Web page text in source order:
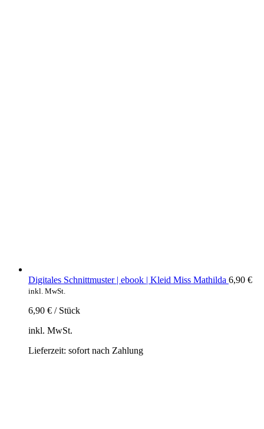
Digitales Schnittmuster | ebook | Kleid Miss Mathilda 6,90 €
inkl. MwSt.
6,90 € / Stück
inkl. MwSt.
Lieferzeit: sofort nach Zahlung